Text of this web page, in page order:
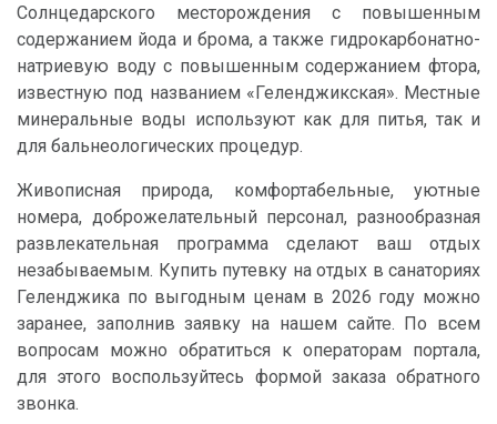
Солнцедарского месторождения с повышенным
содержанием йода и брома, а также гидрокарбонатно-
натриевую воду с повышенным содержанием фтора,
известную под названием «Геленджикская». Местные
минеральные воды используют как для питья, так и
для бальнеологических процедур.
Живописная природа, комфортабельные, уютные
номера, доброжелательный персонал, разнообразная
развлекательная программа сделают ваш отдых
незабываемым. Купить путевку на отдых в санаториях
Геленджика по выгодным ценам в 2026 году можно
заранее, заполнив заявку на нашем сайте. По всем
вопросам можно обратиться к операторам портала,
для этого воспользуйтесь формой заказа обратного
звонка.